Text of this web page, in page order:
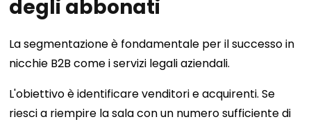
degli abbonati
La segmentazione è fondamentale per il successo in
nicchie B2B come i servizi legali aziendali.
L'obiettivo è identificare venditori e acquirenti. Se
riesci a riempire la sala con un numero sufficiente di